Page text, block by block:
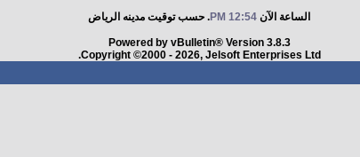
الساعة الآن 12:54 PM . حسب توقيت مدينه الرياض
Powered by vBulletin® Version 3.8.3
Copyright ©2000 - 2026, Jelsoft Enterprises Ltd.